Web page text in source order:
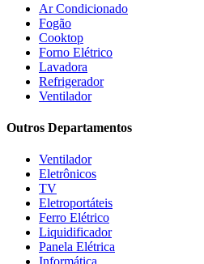
Gree(3)
Henn
Hisense
Hot Sat
HP
JB BECHARA
Kaiki Móveis
KAMABEL
kasper
Kaza
Leifer
Lenoxx
Ar Condicionado
Fogão
Cooktop
Forno Elétrico
Lavadora
Refrigerador
Ventilador
Outros Departamentos
Ventilador
Eletrônicos
TV
Eletroportáteis
Ferro Elétrico
Liquidificador
Panela Elétrica